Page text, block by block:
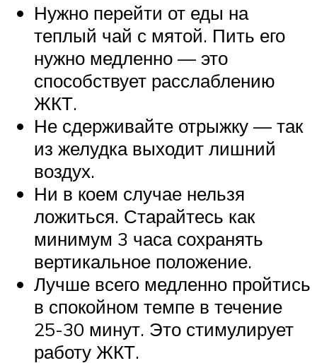
Нужно перейти от еды на
теплый чай с мятой. Пить его
нужно медленно — это
способствует расслаблению
ЖКТ.
Не сдерживайте отрыжку — так
из желудка выходит лишний
воздух.
Ни в коем случае нельзя
ложиться. Старайтесь как
минимум 3 часа сохранять
вертикальное положение.
Лучше всего медленно пройтись
в спокойном темпе в течение
25-30 минут. Это стимулирует
работу ЖКТ.